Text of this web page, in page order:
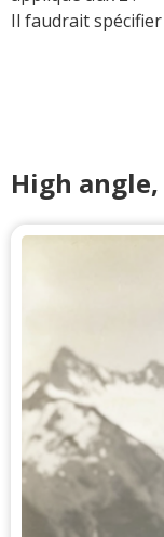
Il faudrait
High